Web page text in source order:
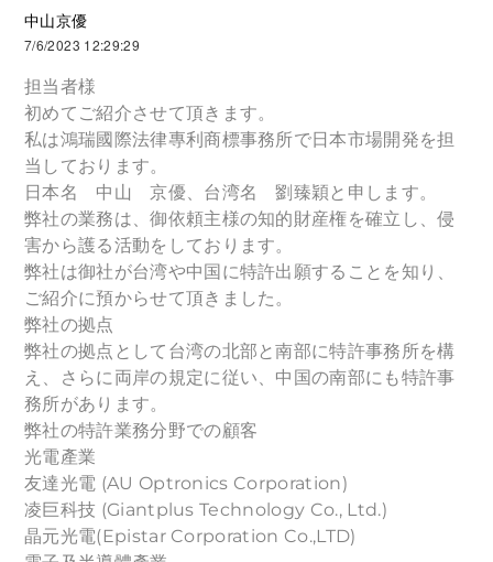
中山京優
7/6/2023 12:29:29
担当者様
初めてご紹介させて頂きます。
私は鴻瑞國際法律專利商標事務所で日本市場開発を担
当しております。
日本名 中山 京優、台湾名 劉臻穎と申します。
弊社の業務は、御依頼主様の知的財産権を確立し、侵
害から護る活動をしております。
弊社は御社が台湾や中国に特許出願することを知り、
ご紹介に預からせて頂きました。
弊社の拠点
弊社の拠点として台湾の北部と南部に特許事務所を構
え、さらに両岸の規定に従い、中国の南部にも特許事
務所があります。
弊社の特許業務分野での顧客
光電產業
友達光電 (AU Optronics Corporation)
凌巨科技 (Giantplus Technology Co., Ltd.)
晶元光電(Epistar Corporation Co.,LTD)